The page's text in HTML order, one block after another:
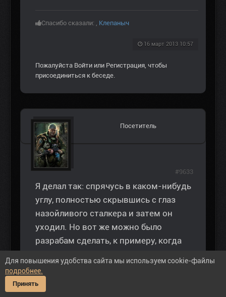
Спасибо сказали: Клепаныч
16 март 2013 10:57
Пожалуйста Войти или Регистрация , чтобы
присоединиться к беседе.
Посетитель
Я делал так: спрячусь в каком-нибудь
углу, полностью скрывшись с глаз
назойливого сталкера и затем он
уходил. Но вот же можно было
разрабам сделать, к примеру, когда
толкать его, то он отходил в сторону.
Вот тогда был бы другой разговор.
#9633
Для повышения удобства сайта мы используем cookie-файлы
подробнее.
Принять